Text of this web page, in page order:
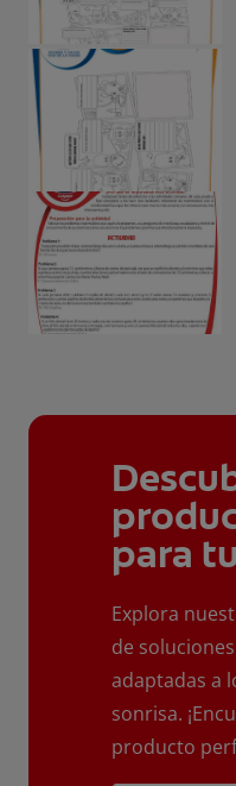
para
Explora
de
adaptadas a
sonrisa.
producto